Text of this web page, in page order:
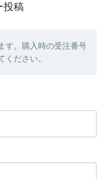
投稿
す。購入時の受注番号
ください。